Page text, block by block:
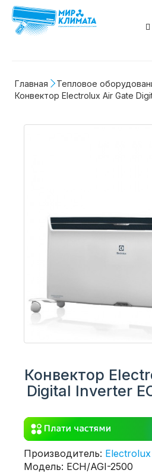
Главная Тепловое
Конвектор Electrolux Air Gate
Конвектор
Digital Inverter
Производитель: Electrolux
Модель: ECH/AGI-2500